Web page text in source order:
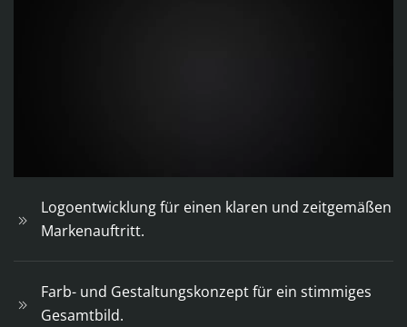
Logoentwicklung für einen klaren und zeitgemäßen
Markenauftritt.
Farb- und Gestaltungskonzept für ein stimmiges
Gesamtbild.